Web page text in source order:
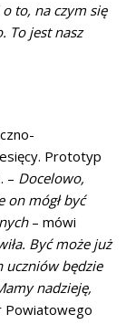
to, na czym się
To jest nasz
Prototyp
– Docelowo,
on mógł być
– mówi
Być może już
uczniów będzie
nadzieję,
Powiatowego